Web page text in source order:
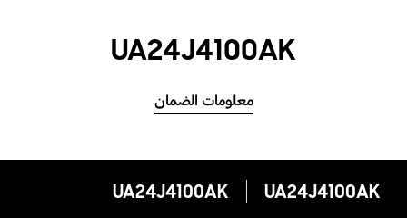
UA24J4100AK
معلومات الضمان
UA24J4100AK
UA24J4100AK